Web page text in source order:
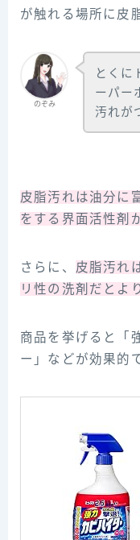
が触れる場所に皮
のぞみ
とくに
ーパー
汚れが
皮脂汚れは油分に
をする界面活性剤
さらに、 皮脂汚れ
リ性の洗剤だとよ
商品を挙げると「
ー」などが効果的